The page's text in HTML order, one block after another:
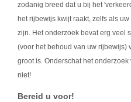
zodanig breed dat u bij het
het rijbewijs kwijt raakt, zelfs als
zijn. Het onderzoek bevat erg veel
(voor het behoud van uw rijbewijs)
groot is. Onderschat het
niet!
Bereid u voor!